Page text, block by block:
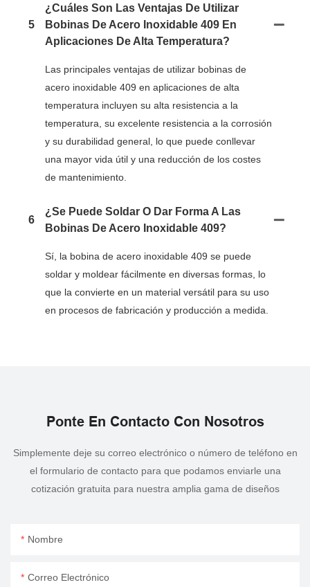
5
¿Cuáles Son Las Ventajas De Utilizar
Bobinas De Acero Inoxidable 409 En
Aplicaciones De Alta Temperatura?
Las principales ventajas de utilizar bobinas de
acero inoxidable 409 en aplicaciones de alta
temperatura incluyen su alta resistencia a la
temperatura, su excelente resistencia a la corrosión
y su durabilidad general, lo que puede conllevar
una mayor vida útil y una reducción de los costes
de mantenimiento.
6
¿Se Puede Soldar O Dar Forma A Las
Bobinas De Acero Inoxidable 409?
Sí, la bobina de acero inoxidable 409 se puede
soldar y moldear fácilmente en diversas formas, lo
que la convierte en un material versátil para su uso
en procesos de fabricación y producción a medida.
Ponte En Contacto Con Nosotros
Simplemente deje su correo electrónico o número de teléfono en
el formulario de contacto para que podamos enviarle una
cotización gratuita para nuestra amplia gama de diseños
Nombre
Correo Electrónico